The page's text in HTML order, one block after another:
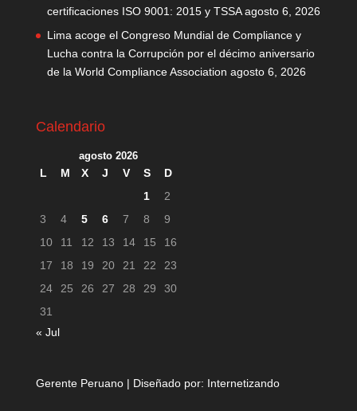
certificaciones ISO 9001: 2015 y TSSA agosto 6, 2026
Lima acoge el Congreso Mundial de Compliance y
Lucha contra la Corrupción por el décimo aniversario
de la World Compliance Association agosto 6, 2026
Calendario
agosto 2026
L M X J V S
D
1
2
3
4 5 6 7 8
9
10
11 12 13 14 15
16
17
18 19 20 21 22
23
24
25 26 27 28 29
30
31
« Jul
Gerente Peruano | Diseñado por: Internetizando